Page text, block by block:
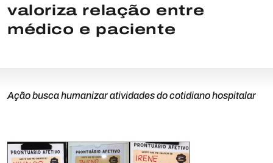
valoriza relação entre
médico e paciente
Ação busca humanizar atividades do cotidiano hospitalar